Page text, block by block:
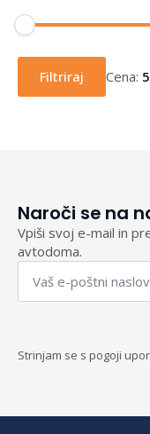
Min
cena
Max
cenaFiltriraj Cena:
Naroči se na
Vpiši svoj e-mail in
avtodoma.
Email
Strinjam se s pogoji